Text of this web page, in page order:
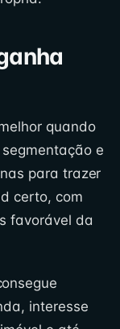
quando
e
para trazer
certo, com
favorável da
interesse